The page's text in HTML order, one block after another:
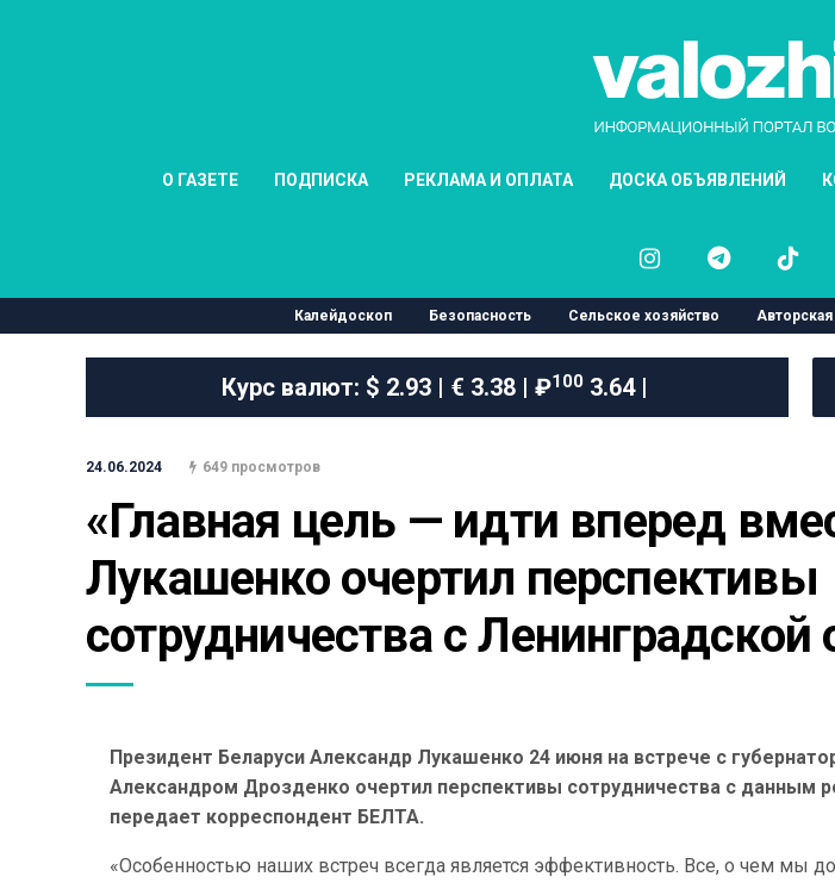
О ГАЗЕТЕ ПОДПИСКА РЕКЛАМА И ОПЛАТА ДОСКА ОБЪЯВЛЕНИЙ
Калейдоскоп Безопасность Сельское хозяйство
Курс валют: $ 2.93 | € 3.38 | ₽1003.64 |
24.06.2024 649 просмотров
«Главная цель — идти вперед
Лукашенко очертил перспективы
сотрудничества с
Президент Беларуси Александр Лукашенко 24 июня на встрече с
Александром Дрозденко очертил перспективы сотрудничества с данным
передает корреспондент БЕЛТА.
«Особенностью наших встреч всегда является эффективность. Все, о чем мы